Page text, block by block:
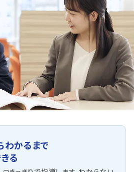
・好間中学校・三和中学校
ひトライをご検討ください。
・中央台南中学校
の進学校対策も可能でございます。
対応しています
中学校など。
区、磐崎地区、玉川地区、遠野地区、
区、藤間地区、最後に勿来方面の生徒
かるまで
る